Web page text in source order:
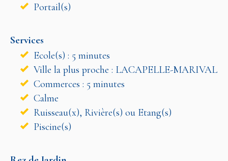
Portail(s)
Services
Ecole(s) : 5 minutes
Ville la plus proche : LACAPELLE-MARIVAL
Commerces : 5 minutes
Calme
Ruisseau(x), Rivière(s) ou Etang(s)
Piscine(s)